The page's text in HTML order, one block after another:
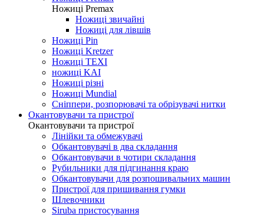
Ножиці Premax
Ножиці звичайні
Ножиці для лівшів
Ножиці Pin
Ножиці Kretzer
Ножиці TEXI
ножиці KAI
Ножиці різні
Ножиці Mundial
Сніппери, розпорювачі та обрізувачі нитки
Окантовувачи та пристрої
Окантовувачи та пристрої
Лінійки та обмежувачі
Обкантовувачі в два складання
Обкантовувачи в чотири складання
Рубильники для підгинання краю
Обкантовувачи для розпошивальних машин
Пристрої для пришивання гумки
Шлевочники
Siruba пристосування